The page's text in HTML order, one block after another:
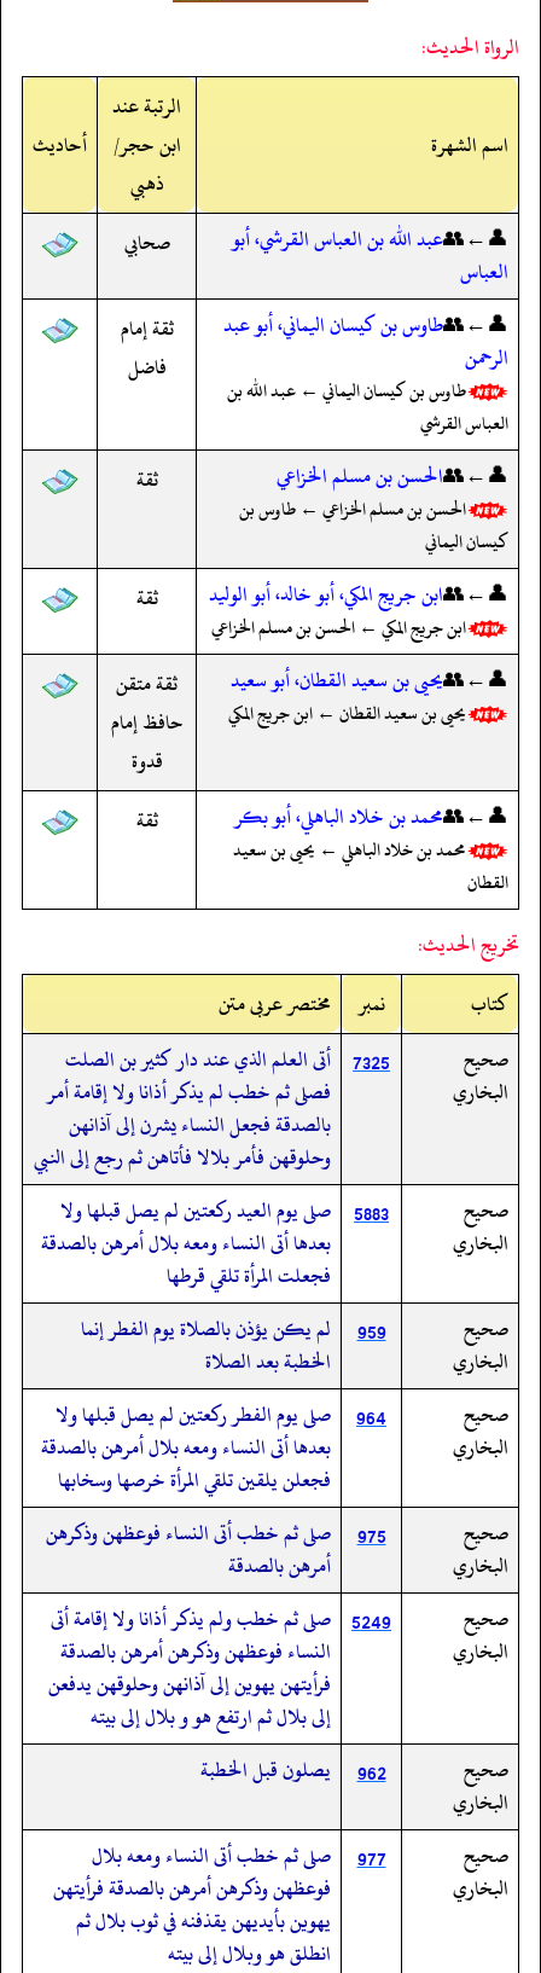
الرواة الحديث:
اسم الشهرة
الرتبة عند
ابن حجر/
ذهبي
أحاديث
👤←👥عبد الله بن العباس القرشي، أبو
العباس
صحابي
👤←👥طاوس بن كيسان اليماني، أبو عبد
الرحمن
طاوس بن كيسان اليماني ← عبد الله بن
العباس القرشي
ثقة إمام
فاضل
👤←👥الحسن بن مسلم الخزاعي
الحسن بن مسلم الخزاعي ← طاوس بن
كيسان اليماني
ثقة
👤←👥ابن جريج المكي، أبو خالد، أبو الوليد
ابن جريج المكي ← الحسن بن مسلم الخزاعي
ثقة
👤←👥يحيى بن سعيد القطان، أبو سعيد
يحيى بن سعيد القطان ← ابن جريج المكي
ثقة متقن
حافظ إمام
قدوة
👤←👥محمد بن خلاد الباهلي، أبو بكر
محمد بن خلاد الباهلي ← يحيى بن سعيد
القطان
ثقة
تخريج الحديث:
کتاب
نمبر
مختصر عربی متن
صحيح
البخاري
7325 أتى العلم الذي عند دار كثير بن الصلت
فصلى ثم خطب لم يذكر أذانا ولا إقامة أمر
بالصدقة فجعل النساء يشرن إلى آذانهن
وحلوقهن فأمر بلالا فأتاهن ثم رجع إلى النبي
صحيح
البخاري
5883 صلى يوم العيد ركعتين لم يصل قبلها ولا
بعدها أتى النساء ومعه بلال أمرهن بالصدقة
فجعلت المرأة تلقي قرطها
صحيح
البخاري
959
لم يكن يؤذن بالصلاة يوم الفطر إنما
الخطبة بعد الصلاة
صحيح
البخاري
964
صلى يوم الفطر ركعتين لم يصل قبلها ولا
بعدها أتى النساء ومعه بلال أمرهن بالصدقة
فجعلن يلقين تلقي المرأة خرصها وسخابها
صحيح
البخاري
975
صلى ثم خطب أتى النساء فوعظهن وذكرهن
أمرهن بالصدقة
صحيح
البخاري
5249 صلى ثم خطب ولم يذكر أذانا ولا إقامة أتى
النساء فوعظهن وذكرهن أمرهن بالصدقة
فرأيتهن يهوين إلى آذانهن وحلوقهن يدفعن
إلى بلال ثم ارتفع هو و بلال إلى بيته
صحيح
البخاري
962 يصلون قبل الخطبة
صحيح
البخاري
977
صلى ثم خطب أتى النساء ومعه بلال
فوعظهن وذكرهن أمرهن بالصدقة فرأيتهن
يهوين بأيديهن يقذفنه في ثوب بلال ثم
انطلق هو وبلال إلى بيته